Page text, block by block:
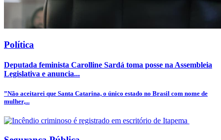
Política
Deputada feminista Carolline Sardá toma posse na Assembleia
Legislativa e anuncia...
”Não aceitarei que Santa Catarina, o único estado no Brasil com nome de
mulher,...